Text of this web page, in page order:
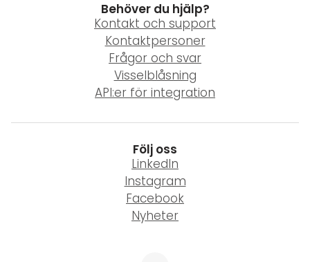
Behöver du hjälp?
Kontakt och support
Kontaktpersoner
Frågor och svar
Visselblåsning
API:er för integration
Följ oss
LinkedIn
Instagram
Facebook
Nyheter